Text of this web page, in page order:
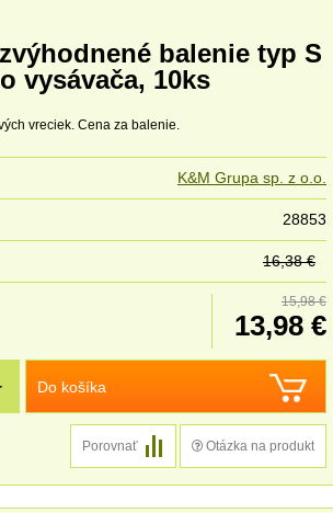
balenie typ S
vysávača, 10ks
vreciek. Cena za balenie.
K&M Grupa sp. z o.o.
28853
16,38 €
15,98 €
13,98 €
Do košíka
Porovnať Otázka na produkt